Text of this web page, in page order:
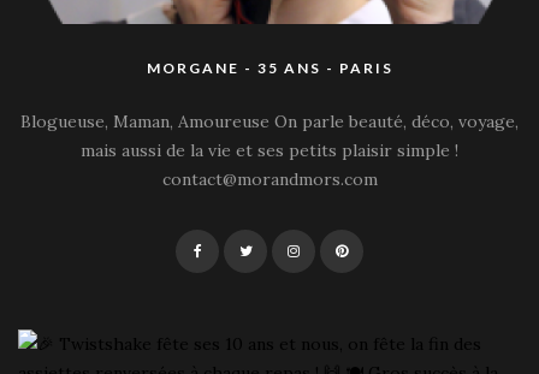
MORGANE - 35 ANS - PARIS
Blogueuse, Maman, Amoureuse On parle beauté, déco, voyage,
mais aussi de la vie et ses petits plaisir simple !
contact@morandmors.com